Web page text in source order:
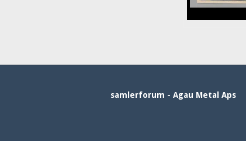
samlerforum - Agau Metal Aps